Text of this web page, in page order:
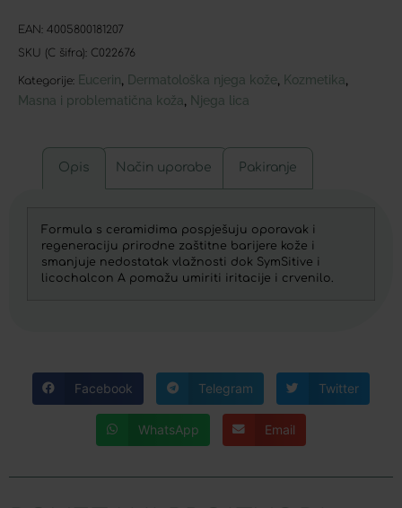
EAN: 4005800181207
SKU (C šifra): C022676
Kategorije: Eucerin, Dermatološka njega kože, Kozmetika,
Masna i problematična koža, Njega lica
Opis Način uporabe Pakiranje
Formula s ceramidima pospješuju oporavak i
regeneraciju prirodne zaštitne barijere kože i
smanjuje nedostatak vlažnosti dok SymSitive i
licochalcon A pomažu umiriti iritacije i crvenilo.
Facebook Telegram Twitter
WhatsApp Email